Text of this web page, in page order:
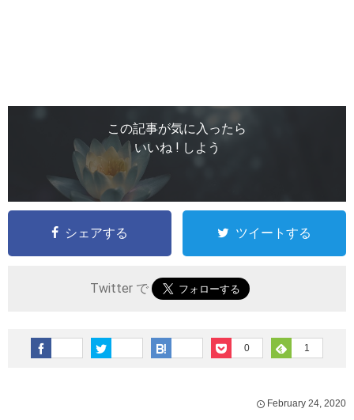
この記事が気に入ったら
いいね ! しよう
シェアする ツイートする
Twitter で
0 1
February 24, 2020